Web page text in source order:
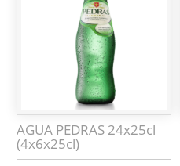
AGUA PEDRAS 24x25cl
(4x6x25cl)